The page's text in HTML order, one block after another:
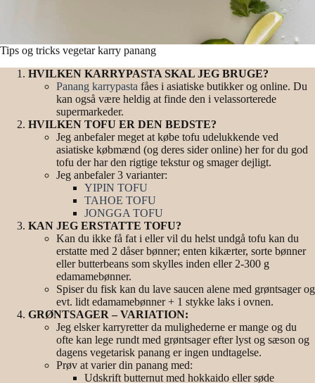
Tips og tricks vegetar karry panang
HVILKEN KARRYPASTA SKAL JEG BRUGE?
Panang karrypasta fåes i asiatiske butikker og online. Du
kan også være heldig at finde den i velassorterede
supermarkeder.
HVILKEN TOFU ER DEN BEDSTE?
Jeg anbefaler meget at købe tofu udelukkende ved
asiatiske købmænd (og deres sider online) her for du god
tofu der har den rigtige tekstur og smager dejligt.
Jeg anbefaler 3 varianter:
YIPIN TOFU
TAHOE TOFU
JONGGA TOFU
KAN JEG ERSTATTE TOFU?
Kan du ikke få fat i eller vil du helst undgå tofu kan du
erstatte med 2 dåser bønner; enten kikærter, sorte bønner
eller butterbeans som skylles inden eller 2-300 g
edamamebønner.
Spiser du fisk kan du lave saucen alene med grøntsager og
evt. lidt edamamebønner + 1 stykke laks i ovnen.
GRØNTSAGER – VARIATION:
Jeg elsker karryretter da mulighederne er mange og du
ofte kan lege rundt med grøntsager efter lyst og sæson og
dagens vegetarisk panang er ingen undtagelse.
Prøv at varier din panang med:
Udskrift butternut med hokkaido eller søde